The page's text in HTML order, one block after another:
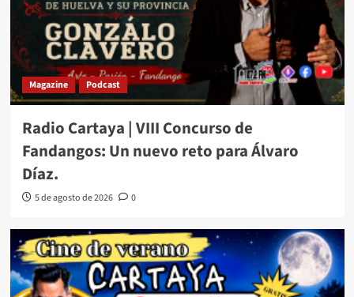
Magazine Podcast
Radio Cartaya | VIII Concurso de
Fandangos: Un nuevo reto para Álvaro
Díaz.
5 de agosto de 2026 0